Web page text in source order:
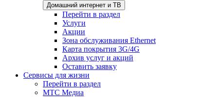
Домашний интернет и ТВ
Перейти в раздел
Услуги
Акции
Зона обслуживания Ethernet
Карта покрытия 3G/4G
Архив услуг и акций
Оставить заявку
Сервисы для жизни
Перейти в раздел
МТС Медиа